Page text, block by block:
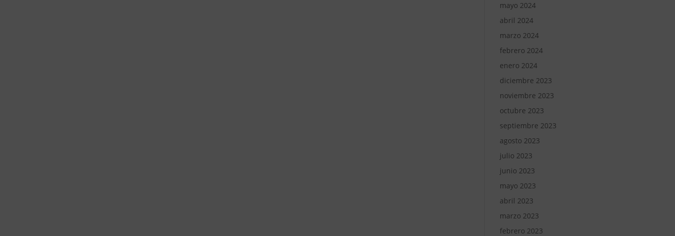
mayo 2024
abril 2024
marzo 2024
febrero 2024
enero 2024
diciembre 2023
noviembre 2023
octubre 2023
septiembre 2023
agosto 2023
julio 2023
junio 2023
mayo 2023
abril 2023
marzo 2023
febrero 2023